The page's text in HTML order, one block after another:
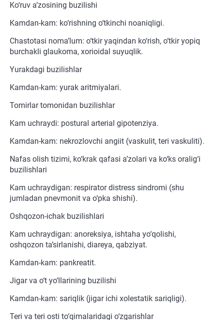
Ko‘ruv a’zosining buzilishi
Kamdan-kam: ko‘rishning o‘tkinchi noaniqligi.
Chastotasi noma’lum: o‘tkir yaqindan ko‘rish, o‘tkir yopiq
burchakli glaukoma, xorioidal suyuqlik.
Yurakdagi buzilishlar
Kamdan-kam: yurak aritmiyalari.
Tomirlar tomonidan buzilishlar
Kam uchraydi: postural arterial gipotenziya.
Kamdan-kam: nekrozlovchi angiit (vaskulit, teri vaskuliti).
Nafas olish tizimi, ko‘krak qafasi a’zolari va ko‘ks oralig‘i
buzilishlari
Kam uchraydigan: respirator distress sindromi (shu
jumladan pnevmonit va o‘pka shishi).
Oshqozon-ichak buzilishlari
Kam uchraydigan: anoreksiya, ishtaha yo‘qolishi,
oshqozon ta’sirlanishi, diareya, qabziyat.
Kamdan-kam: pankreatit.
Jigar va o‘t yo‘llarining buzilishi
Kamdan-kam: sariqlik (jigar ichi xolestatik sariqligi).
Teri va teri osti to‘qimalaridagi o‘zgarishlar